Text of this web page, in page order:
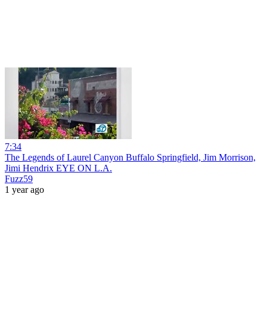
7:34
The Legends of Laurel Canyon Buffalo Springfield, Jim Morrison,
Jimi Hendrix EYE ON L.A.
Fuzz59
1 year ago